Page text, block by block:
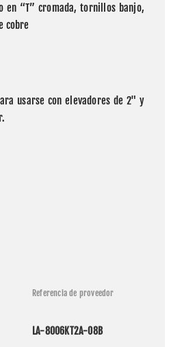
en “T” cromada, tornillos banjo,
cobre
usarse con elevadores de 2" y
Referencia de proveedor
LA-8006KT2A-08B